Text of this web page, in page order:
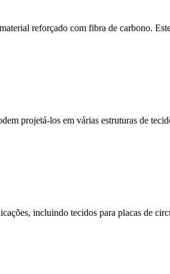
reforçado com fibra de carbono.
projetá-los em várias estruturas de
incluindo tecidos para placas de